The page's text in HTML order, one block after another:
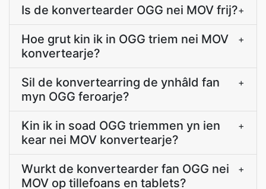
Is de konvertearder OGG nei MOV frij?+
Hoe grut kin ik in OGG triem nei MOV
konvertearje?
+
Sil de konvertearring de ynhâld fan
myn OGG feroarje?
+
Kin ik in soad OGG triemmen yn ien
kear nei MOV konvertearje?
+
Wurkt de konvertearder fan OGG nei
MOV op tillefoans en tablets?
+